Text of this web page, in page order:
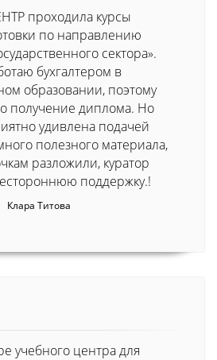
проходила курсы
по направлению
сектора».
бухгалтером в
образовании, поэтому
получение диплома. Но
удивлена подачей
полезного материала,
разложили, куратор
поддержку.!
Клара Титова
учебного центра для